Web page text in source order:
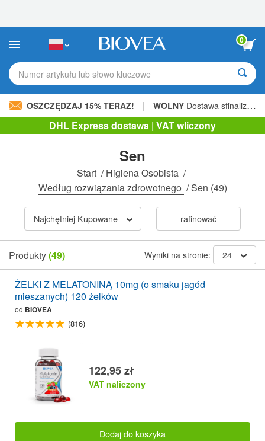
strona
internetowa
zawiera
ułatwień
dostępu.
0
Numer artykułu lub słowo kluczowe
OSZCZĘDZAJ 15% TERAZ! | WOLNY Dostawa sfinalizowana 205,00 zł »
DHL Express dostawa | VAT wliczony
Sen
Start /Higiena Osobista /
Według rozwiązania zdrowotnego /Sen (49)
Najchętniej Kupowane rafinować
Produkty(49) Wyniki na stronie: 24
ŻELKI Z MELATONINĄ 10mg (o smaku jagód
mieszanych) 120 żelków
od BIOVEA
(816)
122,95 zł
VAT naliczony
Dodaj do koszyka